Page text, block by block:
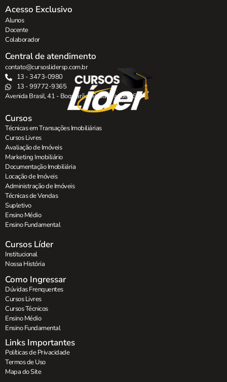
Acesso Exclusivo
Alunos
Docente
Colaborador
Central de atendimento
contato@cursoslidersp.com.br
13 - 3473-0980
13 - 99772-9365
Avenida Brasil, 41 - Boqueirão , Praia Grande - SP.
Cursos
Técnicas em Transações Imobiliárias
Cursos Livres
Avaliação de Imóveis
Marketing Imobiliário
Documentação Imobiliária
Locação de Imóveis
Administração de Imóveis
Técnicas de Vendas
Supletivo
Ensino Médio
Ensino Fundamental
Cursos Líder
Institucional
Nossa História
Como Ingressar
Dúvidas Frenquentes
Cursos Livres
Cursos Técnicos
Ensino Médio
Ensino Fundamental
Links Importantes
Políticas de Privacidade
Termos de Uso
Mapa do Site